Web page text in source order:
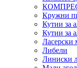
Кружни
Кутии за
Кутии за
Ласерски
Либели
Линиски